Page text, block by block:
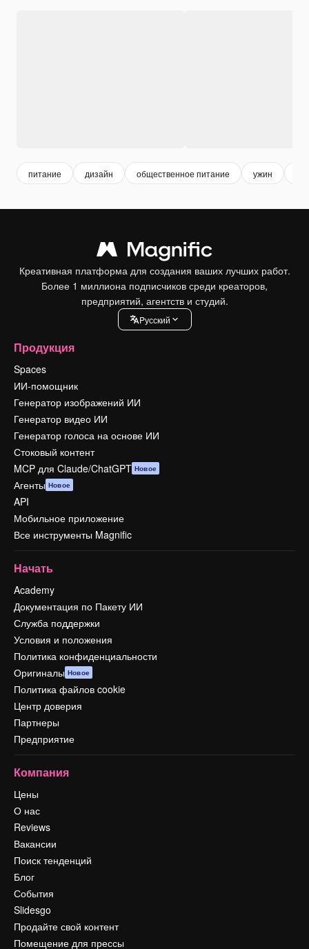
питание дизайн общественное питание ужин
Креативная платформа для создания ваших лучших работ.
Более 1 миллиона подписчиков среди креаторов,
предприятий, агентств и студий.
Pусский
Продукция
Spaces
ИИ-помощник
Генератор изображений ИИ
Генератор видео ИИ
Генератор голоса на основе ИИ
Стоковый контент
MCP для Claude/ChatGPT Новое
Агенты Новое
API
Мобильное приложение
Все инструменты Magnific
Начать
Academy
Документация по Пакету ИИ
Служба поддержки
Условия и положения
Политика конфиденциальности
Оригиналы Новое
Политика файлов cookie
Центр доверия
Партнеры
Предприятие
Компания
Цены
О нас
Reviews
Вакансии
Поиск тенденций
Блог
События
Slidesgo
Продайте свой контент
Помещение для прессы